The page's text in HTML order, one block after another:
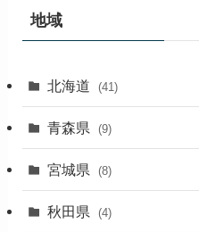
ブ
地域
北海道 (41)
(27)
(2)
青森県 (9)
宮城県 (8)
秋田県 (4)